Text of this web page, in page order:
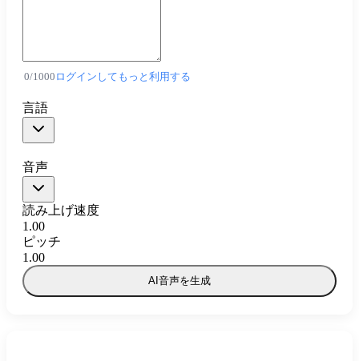
0/1000 ログインしてもっと利用する
言語
音声
読み上げ速度
1.00
ピッチ
1.00
AI音声を生成